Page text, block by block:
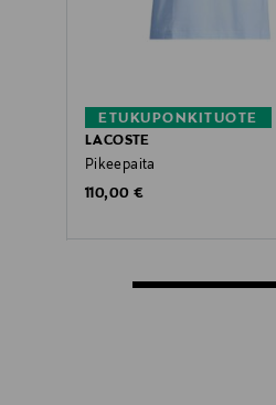
ETUKUPONKITUOTE
LACOSTE
Pikeepaita
Original Price
110,00 €